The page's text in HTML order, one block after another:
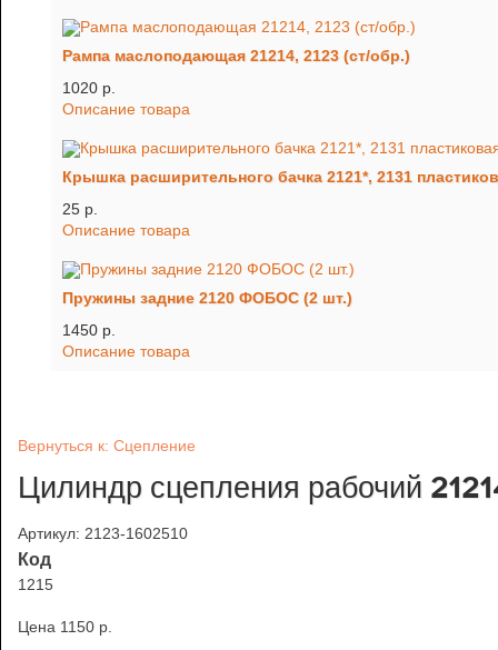
Рампа маслоподающая 21214, 2123 (ст/обр.)
1020 p.
Описание товара
Крышка расширительного бачка 2121*, 2131
25 p.
Описание товара
Пружины задние 2120 ФОБОС (2 шт.)
1450 p.
Описание товара
Вернуться к: Сцепление
Цилиндр сцепления рабочий
Артикул: 2123-1602510
Код
1215
Цена 1150 p.